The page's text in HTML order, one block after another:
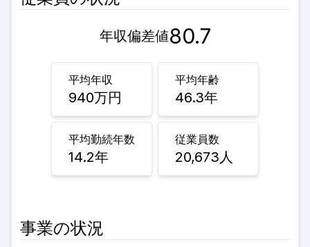
年収偏差値80.7
平均年収
940万円
平均年齢
46.3年
平均勤続年数
14.2年
従業員数
20,673人
事業の状況